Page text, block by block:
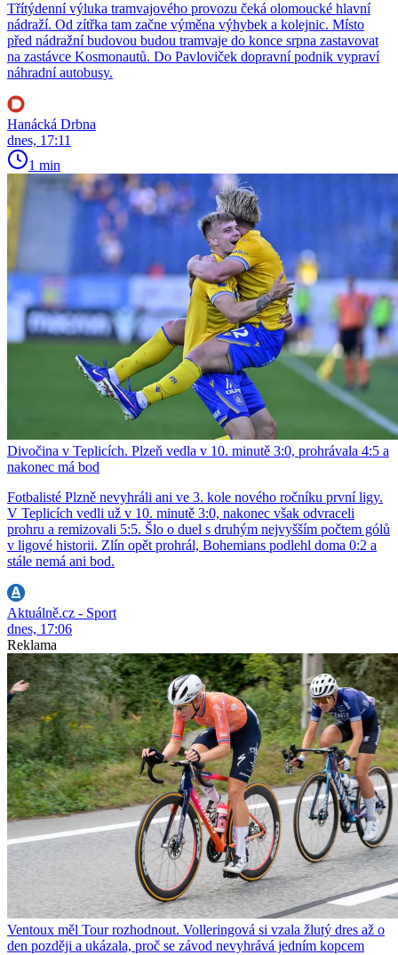
Třítýdenní výluka tramvajového provozu čeká olomoucké hlavní
nádraží. Od zítřka tam začne výměna výhybek a kolejnic. Místo
před nádražní budovou budou tramvaje do konce srpna zastavovat
na zastávce Kosmonautů. Do Pavloviček dopravní podnik vypraví
náhradní autobusy.
Hanácká Drbna
dnes, 17:11
1 min
Divočina v Teplicích. Plzeň vedla v 10. minutě 3:0, prohrávala 4:5 a
nakonec má bod
Fotbalisté Plzně nevyhráli ani ve 3. kole nového ročníku první ligy.
V Teplicích vedli už v 10. minutě 3:0, nakonec však odvraceli
prohru a remizovali 5:5. Šlo o duel s druhým nejvyšším počtem gólů
v ligové historii. Zlín opět prohrál, Bohemians podlehl doma 0:2 a
stále nemá ani bod.
Aktuálně.cz - Sport
dnes, 17:06
Reklama
Ventoux měl Tour rozhodnout. Volleringová si vzala žlutý dres až o
den později a ukázala, proč se závod nevyhrává jedním kopcem